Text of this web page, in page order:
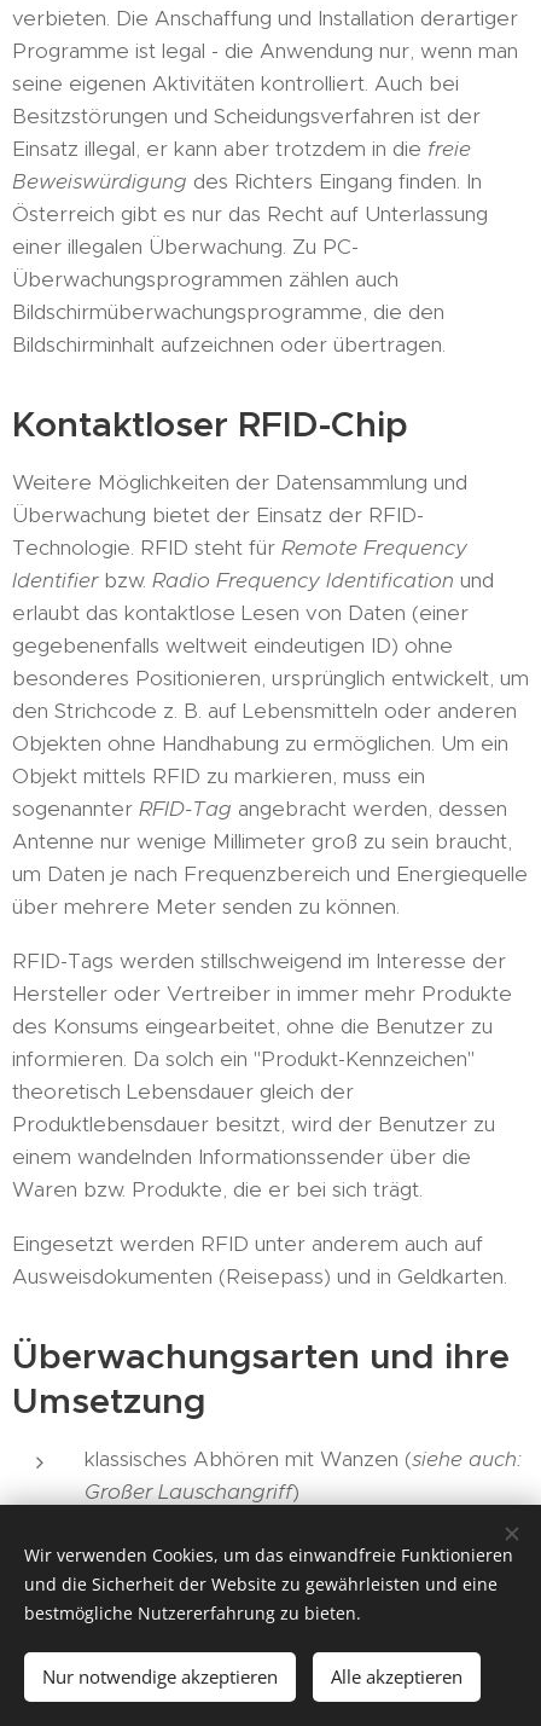
verbieten. Die Anschaffung und Installation derartiger
Programme ist legal - die Anwendung nur, wenn man
seine eigenen Aktivitäten kontrolliert. Auch bei
Besitzstörungen und Scheidungsverfahren ist der
Einsatz illegal, er kann aber trotzdem in die freie
Beweiswürdigung des Richters Eingang finden. In
Österreich gibt es nur das Recht auf Unterlassung
einer illegalen Überwachung. Zu PC-
Überwachungsprogrammen zählen auch
Bildschirmüberwachungsprogramme, die den
Bildschirminhalt aufzeichnen oder übertragen.
Kontaktloser RFID-Chip
Weitere Möglichkeiten der Datensammlung und
Überwachung bietet der Einsatz der RFID-
Technologie. RFID steht für Remote Frequency
Identifierbzw. Radio Frequency Identification und
erlaubt das kontaktlose Lesen von Daten (einer
gegebenenfalls weltweit eindeutigen ID) ohne
besonderes Positionieren, ursprünglich entwickelt, um
den Strichcode z. B. auf Lebensmitteln oder anderen
Objekten ohne Handhabung zu ermöglichen. Um ein
Objekt mittels RFID zu markieren, muss ein
sogenannter RFID-Tag angebracht werden, dessen
Antenne nur wenige Millimeter groß zu sein braucht,
um Daten je nach Frequenzbereich und Energiequelle
über mehrere Meter senden zu können.
RFID-Tags werden stillschweigend im Interesse der
Hersteller oder Vertreiber in immer mehr Produkte
des Konsums eingearbeitet, ohne die Benutzer zu
informieren. Da solch ein "Produkt-Kennzeichen"
theoretisch Lebensdauer gleich der
Produktlebensdauer besitzt, wird der Benutzer zu
einem wandelnden Informationssender über die
Waren bzw. Produkte, die er bei sich trägt.
Eingesetzt werden RFID unter anderem auch auf
Ausweisdokumenten (Reisepass) und in Geldkarten.
Überwachungsarten und ihre
Umsetzung
klassisches Abhören mit Wanzen (siehe auch:
Großer Lauschangriff)
IMSI-Catcher (Erstellung von
Bewegungsprofilen)
Videoüberwachung
Wir verwenden Cookies, um das einwandfreie Funktionieren
und die Sicherheit der Website zu gewährleisten und eine
bestmögliche Nutzererfahrung zu bieten.
Nur notwendige akzeptieren Alle akzeptieren